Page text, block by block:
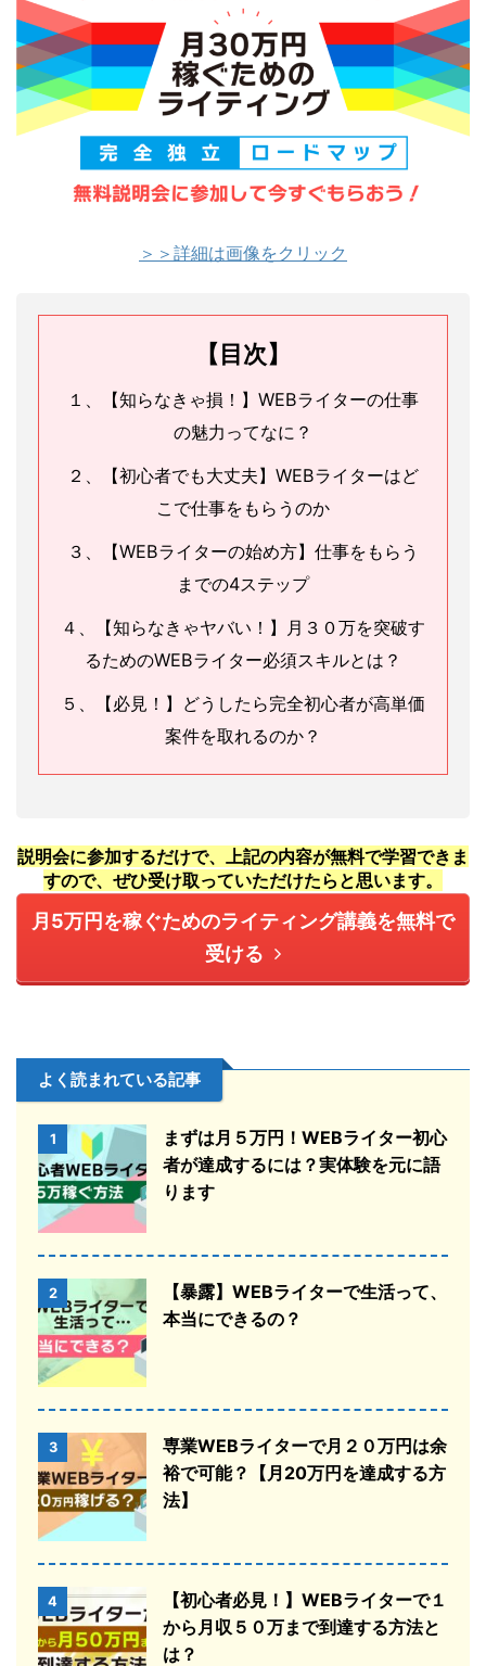
＞＞詳細は画像をクリック
【目次】
１、【知らなきゃ損！】WEBライターの仕事
の魅力ってなに？
２、【初心者でも大丈夫】WEBライターはど
こで仕事をもらうのか
３、【WEBライターの始め方】仕事をもらう
までの4ステップ
４、【知らなきゃヤバい！】月３０万を突破す
るためのWEBライター必須スキルとは？
５、【必見！】どうしたら完全初心者が高単価
案件を取れるのか？
説明会に参加するだけで、上記の内容が無料で学習できま
すので、 ぜひ受け取っていただけたらと思います。
月5万円を稼ぐためのライティング講義を無料で
受ける
よく読まれている記事
1
まずは月５万円！WEBライター初心
者が達成するには？実体験を元に語
ります
2
【暴露】WEBライターで生活って、
本当にできるの？
3
専業WEBライターで月２０万円は余
裕で可能？【月20万円を達成する方
法】
4
【初心者必見！】WEBライターで１
から月収５０万まで到達する方法と
は？